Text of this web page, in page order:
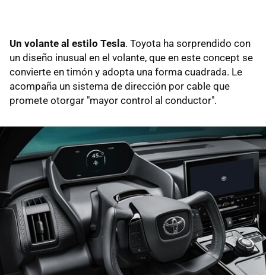
Un volante al estilo Tesla. Toyota ha sorprendido con
un diseño inusual en el volante, que en este concept se
convierte en timón y adopta una forma cuadrada. Le
acompaña un sistema de dirección por cable que
promete otorgar "mayor control al conductor".